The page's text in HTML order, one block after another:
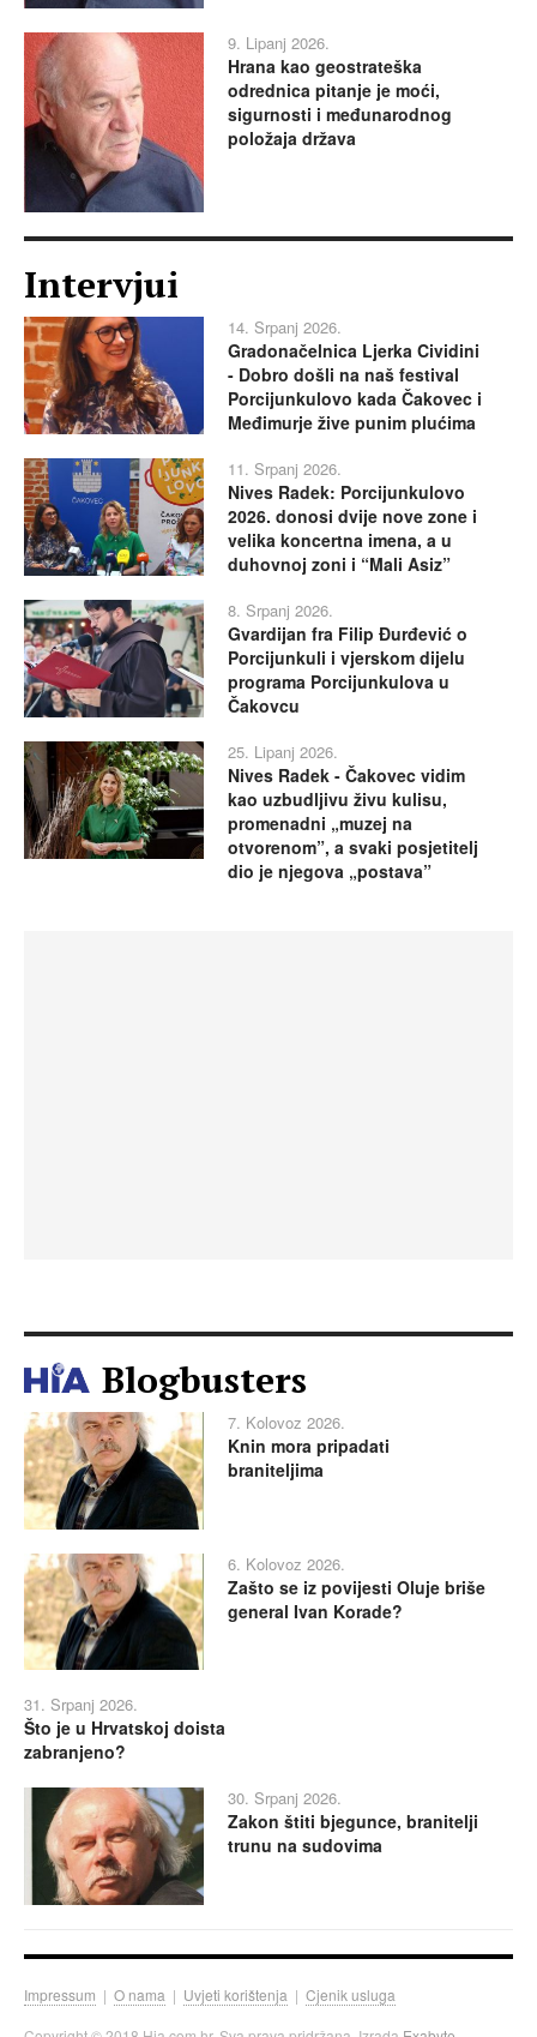
9. Lipanj 2026.
Hrana kao geostrateška
odrednica pitanje je moći,
sigurnosti i međunarodnog
položaja država
Intervjui
14. Srpanj 2026.
Gradonačelnica Ljerka Cividini
- Dobro došli na naš festival
Porcijunkulovo kada Čakovec i
Međimurje žive punim plućima
11. Srpanj 2026.
Nives Radek: Porcijunkulovo
2026. donosi dvije nove zone i
velika koncertna imena, a u
duhovnoj zoni i “Mali Asiz”
8. Srpanj 2026.
Gvardijan fra Filip Đurđević o
Porcijunkuli i vjerskom dijelu
programa Porcijunkulova u
Čakovcu
25. Lipanj 2026.
Nives Radek - Čakovec vidim
kao uzbudljivu živu kulisu,
promenadni „muzej na
otvorenom”, a svaki posjetitelj
dio je njegova „postava”
Blogbusters
7. Kolovoz 2026.
Knin mora pripadati
braniteljima
6. Kolovoz 2026.
Zašto se iz povijesti Oluje briše
general Ivan Korade?
31. Srpanj 2026.
Što je u Hrvatskoj doista
zabranjeno?
30. Srpanj 2026.
Zakon štiti bjegunce, branitelji
trunu na sudovima
Impressum | O nama | Uvjeti korištenja | Cjenik usluga